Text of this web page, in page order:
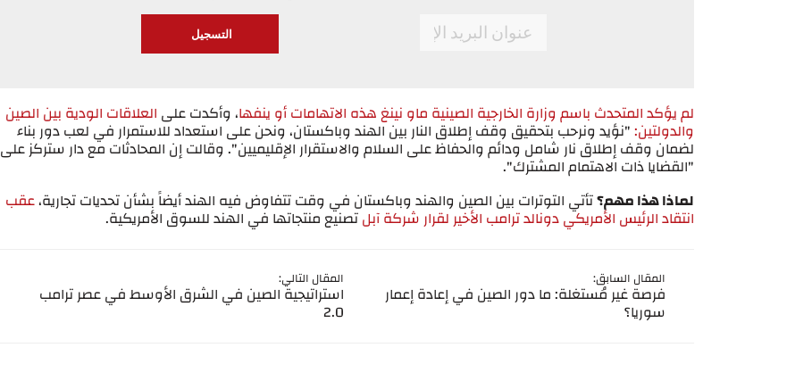
Email
*
لم يؤكد المتحدث باسم وزارة الخارجية الصينية ماو نينغ هذه الاتهامات أو ينفها، وأكدت على العلاقات الودية بين الصين
والدولتين:"نؤيد ونرحب بتحقيق وقف إطلاق النار بين الهند وباكستان، ونحن على استعداد للاستمرار في لعب دور بناء
لضمان وقف إطلاق نار شامل ودائم والحفاظ على السلام والاستقرار الإقليميين". وقالت إن المحادثات مع دار ستركز على
"القضايا ذات الاهتمام المشترك".
لماذا هذا مهم؟تأتي التوترات بين الصين والهند وباكستان في وقت تتفاوض فيه الهند أيضاً بشأن تحديات تجارية،عقب
انتقاد الرئيس الأمريكي دونالد ترامب الأخير لقرار شركة آبلتصنيع منتجاتها في الهند للسوق الأمريكية.
المقال السابق:
فرصة غير مُستغلة: ما دور الصين في إعادة إعمار
سوريا؟
المقال التالي:
استراتيجية الصين في الشرق الأوسط في عصر ترامب
2.0